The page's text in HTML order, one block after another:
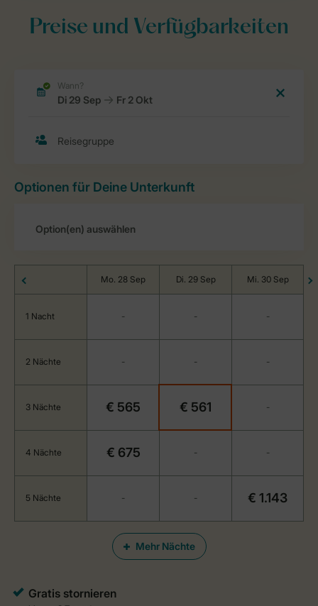
Preise und Verfügbarkeiten
Optionen für Deine Unterkunft
Mehr Nächte
Mo. 28 Sep Di. 29 Sep Mi. 30 Sep
1 Nacht - - -
2 Nächte - - -
3 Nächte € 565 € 561 -
4 Nächte € 675 - -
5 Nächte - - € 1.143